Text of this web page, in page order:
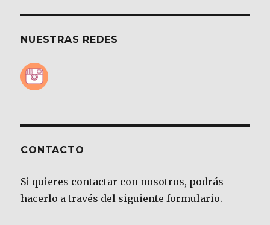
NUESTRAS REDES
CONTACTO
Si quieres contactar con nosotros, podrás
hacerlo a través del siguiente formulario.